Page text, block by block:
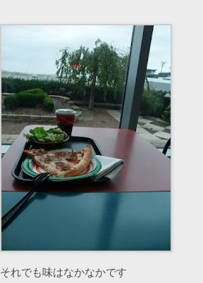
それでも味はなかなかです